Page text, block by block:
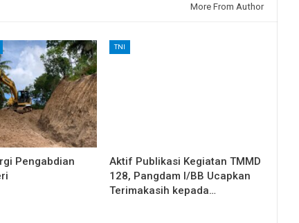
More From Author
Pengabdian
TNI
Aktif Publikasi Kegiatan TMMD
128, Pangdam I/BB Ucapkan
Terimakasih kepada…